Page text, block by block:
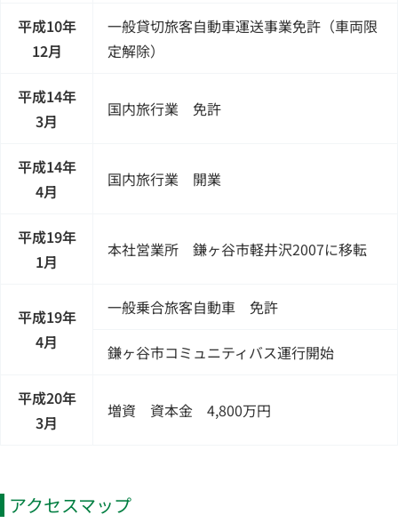
平成10年
12月
一般貸切旅客自動車運送事業免許（車両限
定解除）
平成14年
3月
国内旅行業 免許
平成14年
4月
国内旅行業 開業
平成19年
1月
本社営業所 鎌ヶ谷市軽井沢2007に移転
平成19年
4月
一般乗合旅客自動車 免許
鎌ヶ谷市コミュニティバス運行開始
平成20年
3月
増資 資本金 4,800万円
アクセスマップ